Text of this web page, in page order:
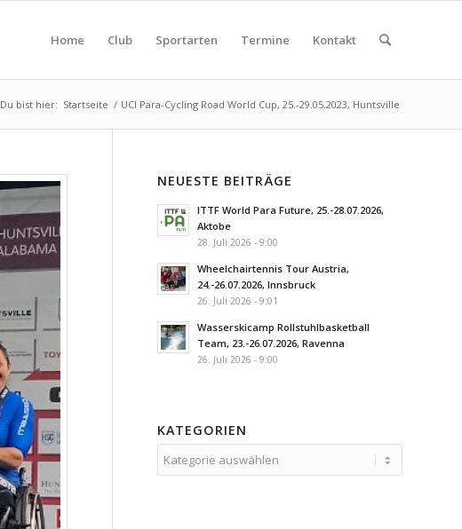
Home Club Sportarten Termine Kontakt
Du bist hier: Startseite / UCI Para-Cycling Road World Cup, 25.-29.05.2023, Huntsville
NEUESTE BEITRÄGE
ITTF World Para Future, 25.-28.07.2026,
Aktobe
28. Juli 2026 - 9:00
Wheelchairtennis Tour Austria,
24.-26.07.2026, Innsbruck
26. Juli 2026 - 9:01
Wasserskicamp Rollstuhlbasketball
Team, 23.-26.07.2026, Ravenna
26. Juli 2026 - 9:00
KATEGORIEN